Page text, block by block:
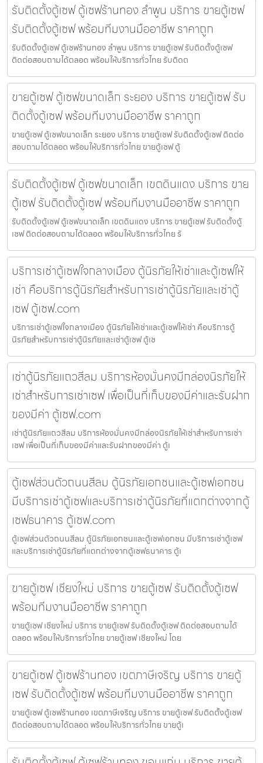
รับติดตั้งตู้เซฟ ตู้เซฟร้านทอง ลำพูน บริการ ขายตู้เซฟ
รับติดตั้งตู้เซฟ พร้อมทีมงานมืออาชีพ ราคาถูก
รับติดตั้งตู้เซฟ ตู้เซฟร้านทอง ลำพูน บริการ ขายตู้เซฟ รับติดตั้งตู้เซฟ
ติดต่อสอบถามได้ตลอด พร้อมให้บริการทั่วไทย รับติดต
ขายตู้เซฟ ตู้เซฟขนาดเล็ก ระยอง บริการ ขายตู้เซฟ รับ
ติดตั้งตู้เซฟ พร้อมทีมงานมืออาชีพ ราคาถูก
ขายตู้เซฟ ตู้เซฟขนาดเล็ก ระยอง บริการ ขายตู้เซฟ รับติดตั้งตู้เซฟ ติดต่อ
สอบถามได้ตลอด พร้อมให้บริการทั่วไทย ขายตู้เซฟ ตู้
รับติดตั้งตู้เซฟ ตู้เซฟขนาดเล็ก เขตดินแดง บริการ ขาย
ตู้เซฟ รับติดตั้งตู้เซฟ พร้อมทีมงานมืออาชีพ ราคาถูก
รับติดตั้งตู้เซฟ ตู้เซฟขนาดเล็ก เขตดินแดง บริการ ขายตู้เซฟ รับติดตั้งตู้
เซฟ ติดต่อสอบถามได้ตลอด พร้อมให้บริการทั่วไทย รั
บริการเช่าตู้เซฟใจกลางเมือง ตู้นิรภัยให้เช่าและตู้เซฟให้
เช่า คือบริการตู้นิรภัยสำหรับการเช่าตู้นิรภัยและเช่าตู้
เซฟ ตู้เซฟ.com
บริการเช่าตู้เซฟใจกลางเมือง ตู้นิรภัยให้เช่าและตู้เซฟให้เช่า คือบริการตู้
นิรภัยสำหรับการเช่าตู้นิรภัยและเช่าตู้เซฟ ตู้เซ
เช่าตู้นิรภัยแถวสีลม บริการห้องมั่นคงมีกล่องนิรภัยให้
เช่าสำหรับการเช่าเซฟ เพื่อเป็นที่เก็บของมีค่าและรับฝาก
ของมีค่า ตู้เซฟ.com
เช่าตู้นิรภัยแถวสีลม บริการห้องมั่นคงมีกล่องนิรภัยให้เช่าสำหรับการเช่า
เซฟ เพื่อเป็นที่เก็บของมีค่าและรับฝากของมีค่า ตู้เ
ตู้เซฟส่วนตัวถนนสีลม ตู้นิรภัยเอกชนและตู้เซฟเอกชน
มีบริการเช่าตู้เซฟและบริการเช่าตู้นิรภัยที่แตกต่างจากตู้
เซฟธนาคาร ตู้เซฟ.com
ตู้เซฟส่วนตัวถนนสีลม ตู้นิรภัยเอกชนและตู้เซฟเอกชน มีบริการเช่าตู้เซฟ
และบริการเช่าตู้นิรภัยที่แตกต่างจากตู้เซฟธนาคาร ตู้เ
ขายตู้เซฟ เชียงใหม่ บริการ ขายตู้เซฟ รับติดตั้งตู้เซฟ
พร้อมทีมงานมืออาชีพ ราคาถูก
ขายตู้เซฟ เชียงใหม่ บริการ ขายตู้เซฟ รับติดตั้งตู้เซฟ ติดต่อสอบถามได้
ตลอด พร้อมให้บริการทั่วไทย ขายตู้เซฟ เชียงใหม่ โดย
ขายตู้เซฟ ตู้เซฟร้านทอง เขตภาษีเจริญ บริการ ขายตู้
เซฟ รับติดตั้งตู้เซฟ พร้อมทีมงานมืออาชีพ ราคาถูก
ขายตู้เซฟ ตู้เซฟร้านทอง เขตภาษีเจริญ บริการ ขายตู้เซฟ รับติดตั้งตู้เซฟ
ติดต่อสอบถามได้ตลอด พร้อมให้บริการทั่วไทย ขายตู้เ